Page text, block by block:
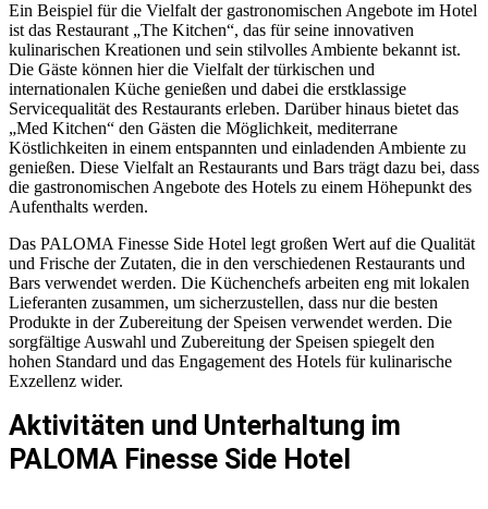
Ein Beispiel für die Vielfalt der gastronomischen Angebote im Hotel
ist das Restaurant „The Kitchen“, das für seine innovativen
kulinarischen Kreationen und sein stilvolles Ambiente bekannt ist.
Die Gäste können hier die Vielfalt der türkischen und
internationalen Küche genießen und dabei die erstklassige
Servicequalität des Restaurants erleben. Darüber hinaus bietet das
„Med Kitchen“ den Gästen die Möglichkeit, mediterrane
Köstlichkeiten in einem entspannten und einladenden Ambiente zu
genießen. Diese Vielfalt an Restaurants und Bars trägt dazu bei, dass
die gastronomischen Angebote des Hotels zu einem Höhepunkt des
Aufenthalts werden.
Das PALOMA Finesse Side Hotel legt großen Wert auf die Qualität
und Frische der Zutaten, die in den verschiedenen Restaurants und
Bars verwendet werden. Die Küchenchefs arbeiten eng mit lokalen
Lieferanten zusammen, um sicherzustellen, dass nur die besten
Produkte in der Zubereitung der Speisen verwendet werden. Die
sorgfältige Auswahl und Zubereitung der Speisen spiegelt den
hohen Standard und das Engagement des Hotels für kulinarische
Exzellenz wider.
Aktivitäten und Unterhaltung im
PALOMA Finesse Side Hotel